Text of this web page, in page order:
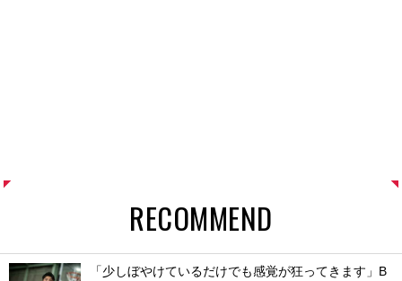
RECOMMEND
「少しぼやけているだけでも感覚が狂ってきます」B